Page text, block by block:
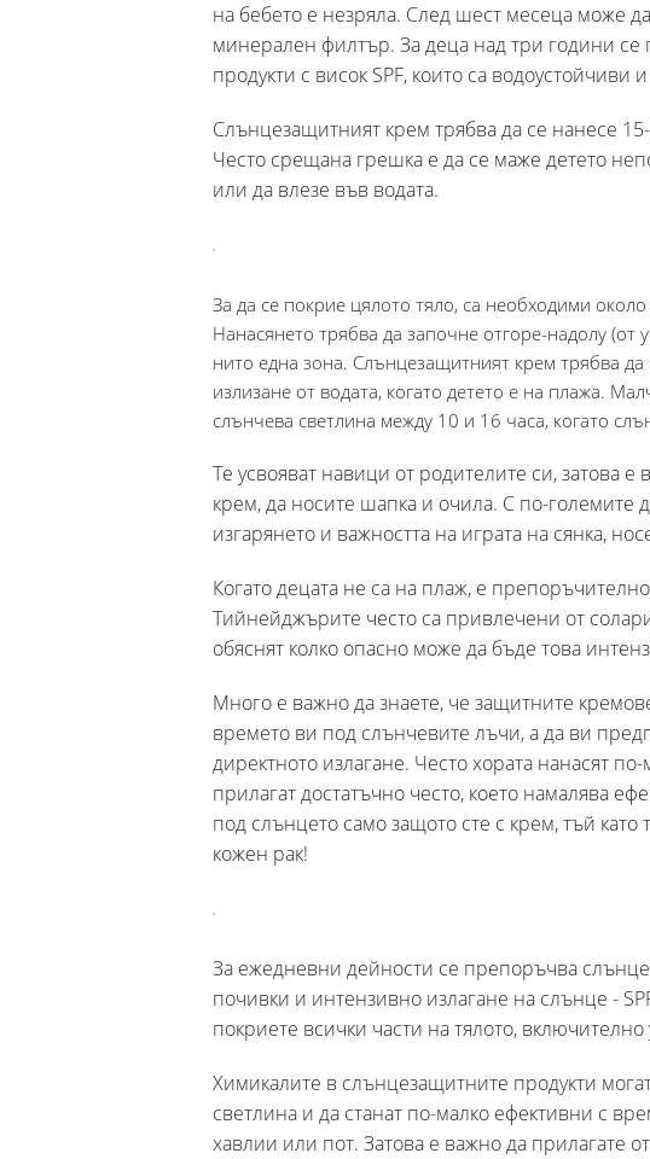
на бебето е незряла. След шест месеца може
минерален филтър. За деца над три години
продукти с висок SPF, които са водоустойчиви
Слънцезащитният крем трябва да се нанесе
Често срещана грешка е да се маже детето
или да влезе във водата.
За да се покрие цялото тяло, са необходими
Нанасянето трябва да започне отгоре-надолу (от
нито една зона. Слънцезащитният крем трябва да
излизане от водата, когато детето е на плажа.
слънчева светлина между 10 и 16 часа, когато
Те усвояват навици от родителите си, затова
крем, да носите шапка и очила. С по-големите
изгарянето и важността на играта на сянка,
Когато децата не са на плаж, е
Тийнейджърите често са привлечени от
обяснят колко опасно може да бъде това
Много е важно да знаете, че защитните
времето ви под слънчевите лъчи, а да ви
директното излагане. Често хората нанасят
прилагат достатъчно често, което намалява
под слънцето само защото сте с крем, тъй
кожен рак!
За ежедневни дейности се препоръчва
почивки и интензивно излагане на слънце -
покриете всички части на тялото,
Химикалите в слънцезащитните продукти
светлина и да станат по-малко ефективни с
хавлии или пот. Затова е важно да прилагате